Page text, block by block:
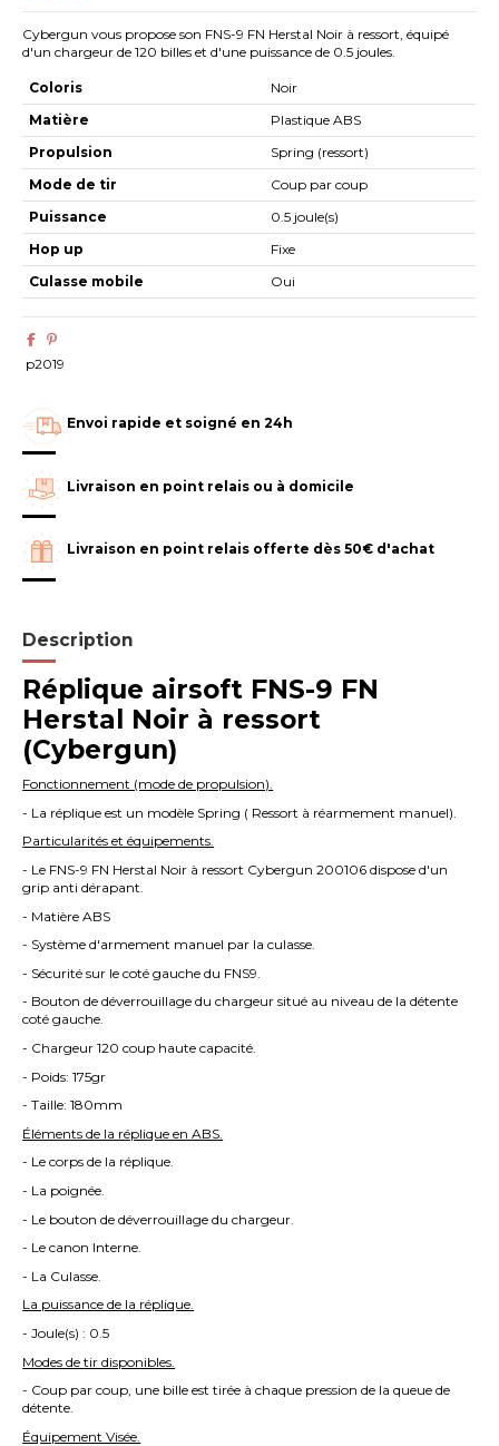
Cybergun vous propose son FNS-9 FN Herstal Noir à ressort, équipé
d'un chargeur de 120 billes et d'une puissance de 0.5 joules.
Coloris
Noir
Matière
Plastique ABS
Propulsion
Spring (ressort)
Mode de tir
Coup par coup
Puissance
0.5 joule(s)
Hop up
Fixe
Culasse mobile
Oui
p2019
Envoi rapide et soigné en 24h
Livraison en point relais ou à domicile
Livraison en point relais offerte dès 50€ d'achat
Description
Réplique airsoft FNS-9 FN
Herstal Noir à ressort
(Cybergun)
Fonctionnement (mode de propulsion).
- La réplique est un modèle Spring ( Ressort à réarmement manuel).
Particularités et équipements.
- Le FNS-9 FN Herstal Noir à ressort Cybergun 200106 dispose d'un
grip anti dérapant.
- Matière ABS
- Système d'armement manuel par la culasse.
- Sécurité sur le coté gauche du FNS9.
- Bouton de déverrouillage du chargeur situé au niveau de la détente
coté gauche.
- Chargeur 120 coup haute capacité.
- Poids: 175gr
- Taille: 180mm
Éléments de la réplique en ABS.
- Le corps de la réplique.
- La poignée.
- Le bouton de déverrouillage du chargeur.
- Le canon Interne.
- La Culasse.
La puissance de la réplique.
- Joule(s) : 0.5
Modes de tir disponibles.
- Coup par coup, une bille est tirée à chaque pression de la queue de
détente.
Équipement Visée.